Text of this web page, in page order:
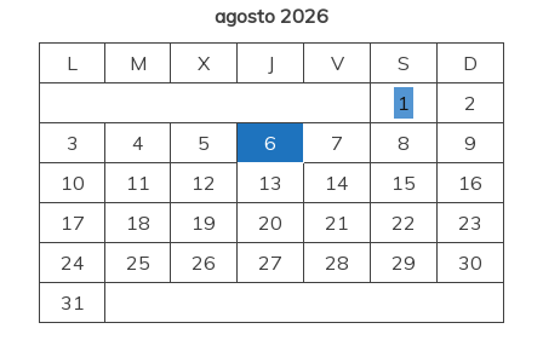
agosto 2026
L
M X J V S
D
1
2
3
4 5 6 7 8
9
10
11 12 13 14 15
16
17
18 19 20 21 22
23
24
25 26 27 28 29
30
31